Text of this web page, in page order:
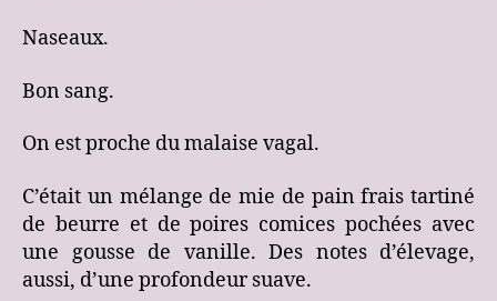
Naseaux.
Bon sang.
On est proche du malaise vagal.
C’était un mélange de mie de pain frais tartiné
de beurre et de poires comices pochées avec
une gousse de vanille. Des notes d’élevage,
aussi, d’une profondeur suave.